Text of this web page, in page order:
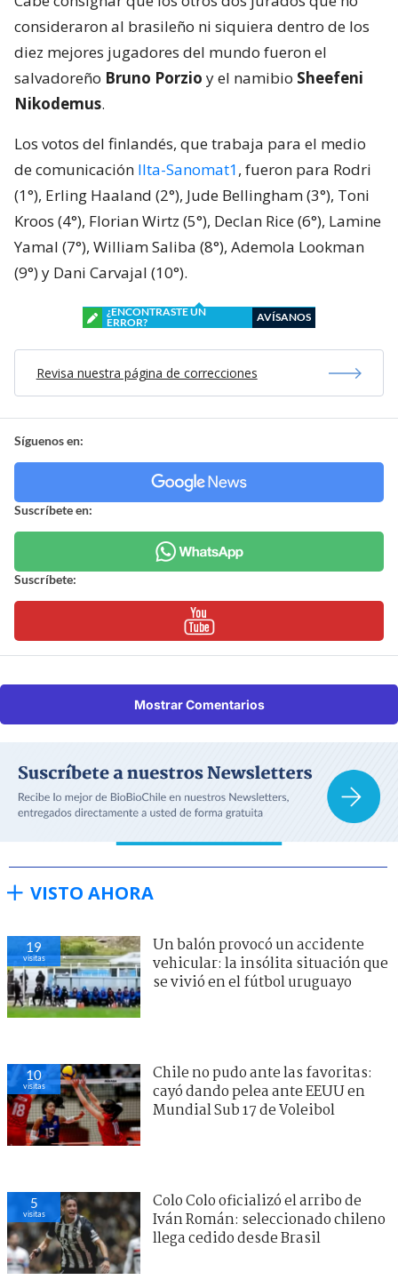
consideraron al brasileño ni siquiera dentro de los
diez mejores jugadores del mundo fueron el
salvadoreño Bruno Porzio y el namibio Sheefeni
Nikodemus.
Los votos del finlandés, que trabaja para el medio
de comunicación Ilta-Sanomat1, fueron para Rodri
(1°), Erling Haaland (2°), Jude Bellingham (3°), Toni
Kroos (4°), Florian Wirtz (5°), Declan Rice (6°), Lamine
Yamal (7°), William Saliba (8°), Ademola Lookman
(9°) y Dani Carvajal (10°).
¿ENCONTRASTE UN
ERROR?
AVÍSANOS
Revisa nuestra página de correcciones
Síguenos en:
Suscríbete en:
Suscríbete:
Mostrar Comentarios
VISTO AHORA
19
visitas
Un balón provocó un accidente
vehicular: la insólita situación que
se vivió en el fútbol uruguayo
10
visitas
Chile no pudo ante las favoritas:
cayó dando pelea ante EEUU en
Mundial Sub 17 de Voleibol
5
visitas
Colo Colo oficializó el arribo de
Iván Román: seleccionado chileno
llega cedido desde Brasil